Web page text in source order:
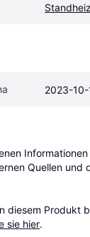
2023-10-
Quellen und
diesem Produkt
sie hier.